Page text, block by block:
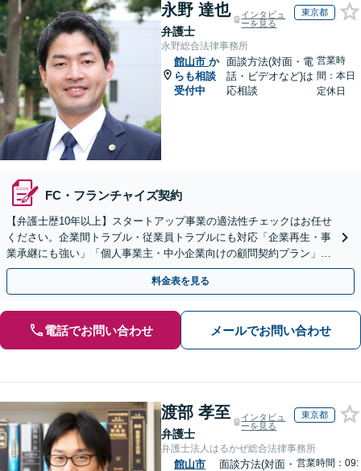
永野 達也
弁護士
インタビュ
ーを見る
東京都
永野総合法律事務所
館山市 か
らも相談
受付中
面談方法(対面・電
話・ビデオなど)は
応相談
営業時
間：本日
定休日
FC・フランチャイズ契約
【弁護士歴10年以上】スタートアップ事業の適法性チェックはお任せ
ください。企業間トラブル・従業員トラブルにも対応「企業再生・事
業承継にも強い」「個人事業主・中小企業向けの顧問契約プラン」
【休日・夜間対応】【Web相談可】
料金表を見る
電話でお問い合わせ メールでお問い合わせ
渡部 孝至
弁護士
インタビュ
ーを見る
東京都
弁護士法人はるかぜ総合法律事務所
館山市
面談方法(対面・ 営業時間：09: